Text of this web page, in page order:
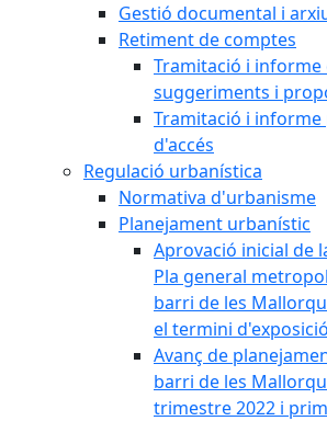
Gestió documental i
Retiment de comptes
Tramitació i informe
suggeriments i
Tramitació i
d'accés
Regulació urbanística
Normativa d'urbanisme
Planejament urbanístic
Aprovació inicial de
Pla general
barri de les
el termini
Avanç de
barri de les
trimestre 2022 i